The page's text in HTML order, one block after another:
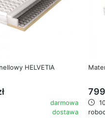
HELVETIA
darmowa
dostawa